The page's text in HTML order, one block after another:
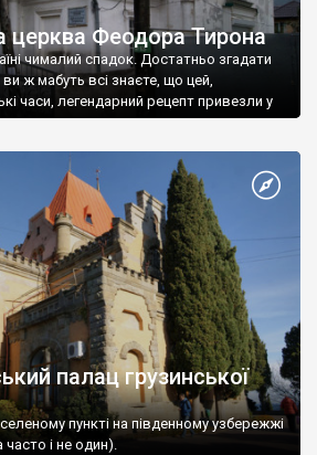
церква Феодора Тирона
чималий спадок. Достатньо згадати
ви ж мабуть всі знаєте, що цей,
часи, легендарний рецепт привезли у
палац грузинської
пункті на південному узбережжі
часто і не один).